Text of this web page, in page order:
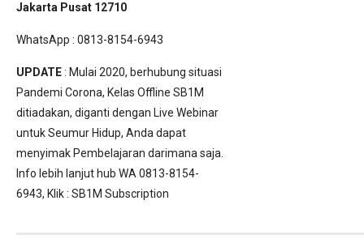
Jakarta Pusat 12710
WhatsApp : 0813-8154-6943
UPDATE: Mulai 2020, berhubung situasi
Pandemi Corona, Kelas Offline SB1M
ditiadakan, diganti dengan Live Webinar
untuk Seumur Hidup, Anda dapat
menyimak Pembelajaran darimana saja.
Info lebih lanjut hub WA 0813-8154-
6943, Klik : SB1M Subscription